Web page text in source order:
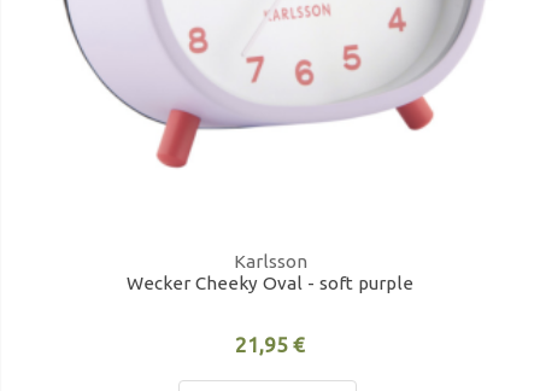
Karlsson
Wecker Cheeky Oval - soft purple
21,95 €